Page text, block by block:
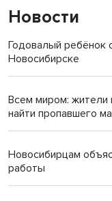
Новости
Годовалый ребёнок
Новосибирске
Всем миром: жители
найти пропавшего
Новосибирцам
работы